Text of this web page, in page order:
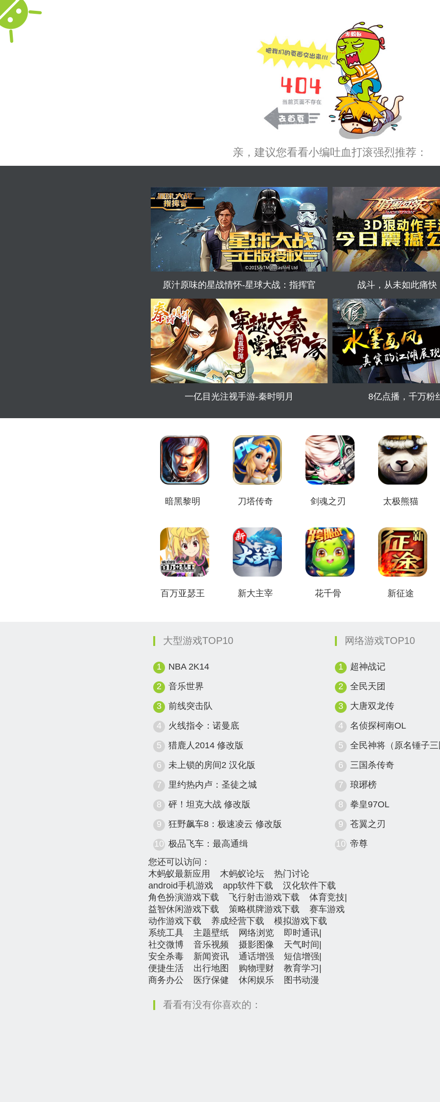
亲，建议您看看小编吐血打滚强烈推荐：
原汁原味的星战情怀-星球大战：指挥官 战斗，从未如此痛快
一亿目光注视手游-秦时明月 8亿点播，千万粉
暗黑黎明 刀塔传奇 剑魂之刃 太极熊猫
百万亚瑟王 新大主宰 花千骨 新征途
大型游戏TOP10
1
NBA 2K14
2
音乐世界
3
前线突击队
4
火线指令：诺曼底
5
猎鹿人2014 修改版
6
未上锁的房间2 汉化版
7
里约热内卢：圣徒之城
8
砰！坦克大战 修改版
9
狂野飙车8：极速凌云 修改版
10 极品飞车：最高通缉
网络游戏TOP10
1
超神战记
2
全民天团
3
大唐双龙传
4
名侦探柯南OL
5
全民神将（原名锤子
6
三国杀传奇
7
琅琊榜
8
拳皇97OL
9
苍翼之刃
10 帝尊
您还可以访问：
木蚂蚁最新应用
木蚂蚁论坛
热门讨论
android手机游戏
app软件下载
汉化软件下载
角色扮演游戏下载
飞行射击游戏下载 体育竞技
益智休闲游戏下载
策略棋牌游戏下载
赛车游戏
动作游戏下载
养成经营下载
模拟游戏下载
系统工具
主题壁纸 网络浏览 即时通讯
社交微博
音乐视频 摄影图像 天气时间
安全杀毒
新闻资讯 通话增强 短信增强
便捷生活
出行地图 购物理财 教育学习
商务办公
医疗保健 休闲娱乐 图书动漫
看看有没有你喜欢的：